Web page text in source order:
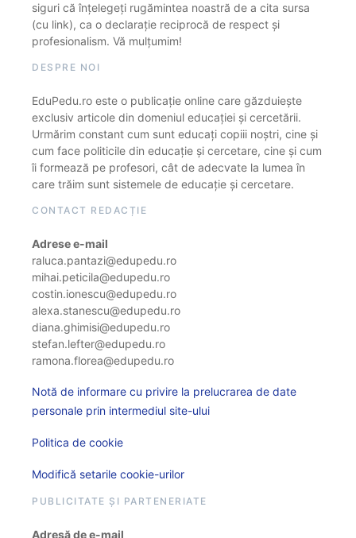
siguri că înțelegeți rugămintea noastră de a cita sursa
(cu link), ca o declarație reciprocă de respect și
profesionalism. Vă mulțumim!
DESPRE NOI
EduPedu.ro este o publicație online care găzduiește
exclusiv articole din domeniul educației și cercetării.
Urmărim constant cum sunt educați copiii noștri, cine și
cum face politicile din educație și cercetare, cine și cum
îi formează pe profesori, cât de adecvate la lumea în
care trăim sunt sistemele de educație și cercetare.
CONTACT REDACȚIE
Adrese e-mail
raluca.pantazi@edupedu.ro
mihai.peticila@edupedu.ro
costin.ionescu@edupedu.ro
alexa.stanescu@edupedu.ro
diana.ghimisi@edupedu.ro
stefan.lefter@edupedu.ro
ramona.florea@edupedu.ro
Notă de informare cu privire la prelucrarea de date
personale prin intermediul site-ului
Politica de cookie
Modifică setarile cookie-urilor
PUBLICITATE ȘI PARTENERIATE
Adresă de e-mail